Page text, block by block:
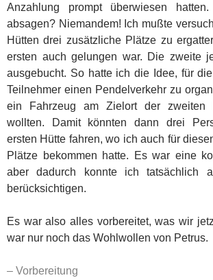
Anzahlung prompt überwiesen
absagen? Niemandem! Ich mußte
Hütten drei zusätzliche Plätze zu
ersten auch gelungen war. Die zweite
ausgebucht. So hatte ich die Idee, für
Teilnehmer einen Pendelverkehr zu
ein Fahrzeug am Zielort der zweiten
wollten. Damit könnten dann drei
ersten Hütte fahren, wo ich auch für
Plätze bekommen hatte. Es war eine
aber dadurch konnte ich tatsächlich
berücksichtigen.
Es war also alles vorbereitet, was wir
war nur noch das Wohlwollen von Petrus.
– Vorbereitung